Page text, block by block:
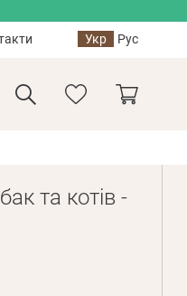
Укр Рус
та котів -